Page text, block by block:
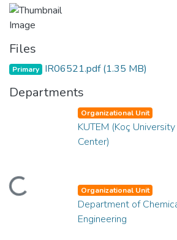
Files
Primary IR06521.pdf(1.35 MB)
Departments
Organizational Unit
KUTEM (Koç
Center)
Organizational Unit
Department of
Engineering